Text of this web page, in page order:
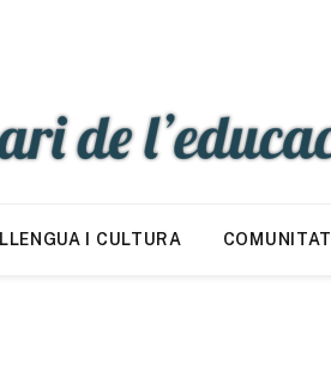
LLENGUA I CULTURA COMUNITAT